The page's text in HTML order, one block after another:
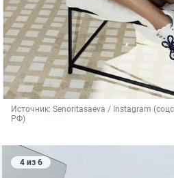
Источник: Senoritasaeva / Instagram
РФ)
4 из 6